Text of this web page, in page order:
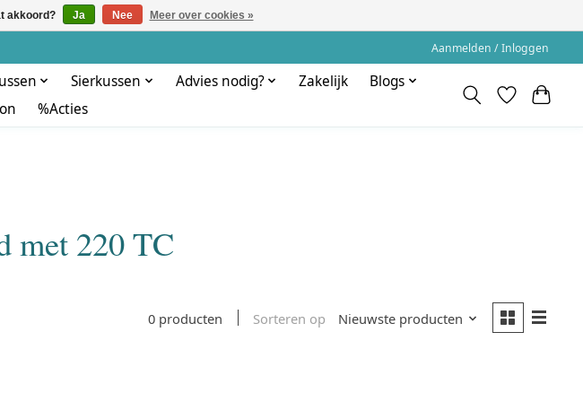
Aanmelden / Inloggen
Sierkussen Advies nodig? Zakelijk
Blogs
%Acties
met 220 TC
0 producten Sorteren op Nieuwste producten
akkoord? Ja Nee Meer over cookies »